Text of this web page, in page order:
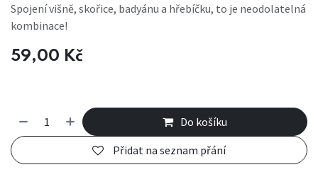
Spojení višně, skořice, badyánu a hřebíčku, to je neodolatelná
kombinace!
59,00 Kč
Do košíku
Přidat na seznam přání